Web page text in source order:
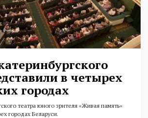
в четырех
городах
театра юного зрителя «Живая память»
городах Беларуси.